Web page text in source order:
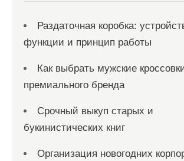
Раздаточная коробка:
функции и принцип работы
Как выбрать мужские
премиального бренда
Срочный выкуп старых и
букинистических книг
Организация новогодних